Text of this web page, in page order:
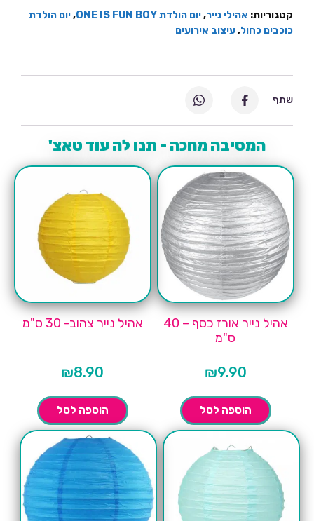
קטגוריות: אהילי נייר,יום הולדת ONE IS FUN BOY ,יום הולדת
כוכבים כחול,עיצוב אירועים
המסיבה מחכה - תנו לה עוד טאצ'
אהיל נייר אורז כסף – 40
ס"מ
₪9.90
הוספה לסל
אהיל נייר צהוב- 30 ס"מ
₪8.90
הוספה לסל
שתף